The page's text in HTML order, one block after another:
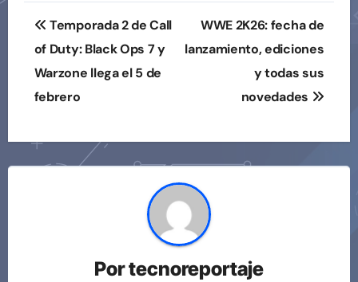
Navegación
de
entradas
Temporada 2 de Call
of Duty: Black Ops 7 y
Warzone llega el 5 de
febrero
WWE 2K26: fecha de
lanzamiento, ediciones
y todas sus
novedades
Portecnoreportaje